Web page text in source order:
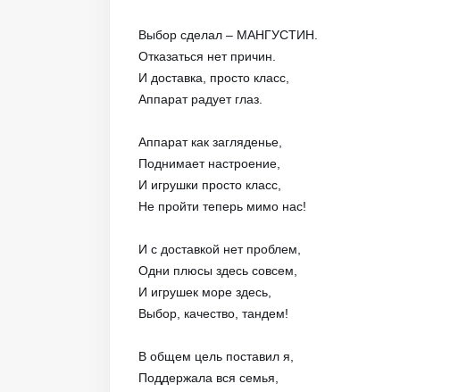
Выбор сделал – МАНГУСТИН.
Отказаться нет причин.
И доставка, просто класс,
Аппарат радует глаз.
Аппарат как загляденье,
Поднимает настроение,
И игрушки просто класс,
Не пройти теперь мимо нас!
И с доставкой нет проблем,
Одни плюсы здесь совсем,
И игрушек море здесь,
Выбор, качество, тандем!
В общем цель поставил я,
Поддержала вся семья,